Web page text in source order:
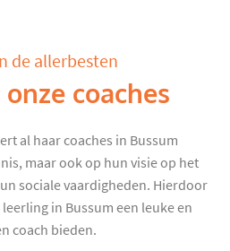
de allerbesten
coaches
al haar coaches in Bussum
maar ook op hun visie op het
sociale vaardigheden. Hierdoor
in Bussum een leuke en
coach bieden.